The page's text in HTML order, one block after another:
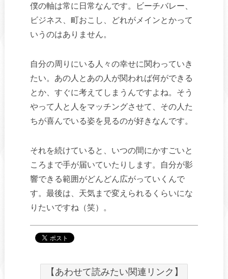
僕の軸は常に日常なんです。ビーチバレー、
ビジネス、町おこし、どれがメインとかって
いうのはありません。
自分の周りにいる人々の幸せに関わっていき
たい。あの人とあの人が関われば何ができる
とか、すぐに考えてしまうんですよね。そう
やって人と人をマッチングさせて、その人た
ちが喜んでいる姿を見るのが好きなんです。
それを続けていると、いつの間にかすごいと
ころまで手が届いていたりします。自分が影
響できる範囲がどんどん広がっていくんで
す。最後は、天気まで変えられるくらいにな
りたいですね（笑）。
【あわせて読みたい関連リンク】